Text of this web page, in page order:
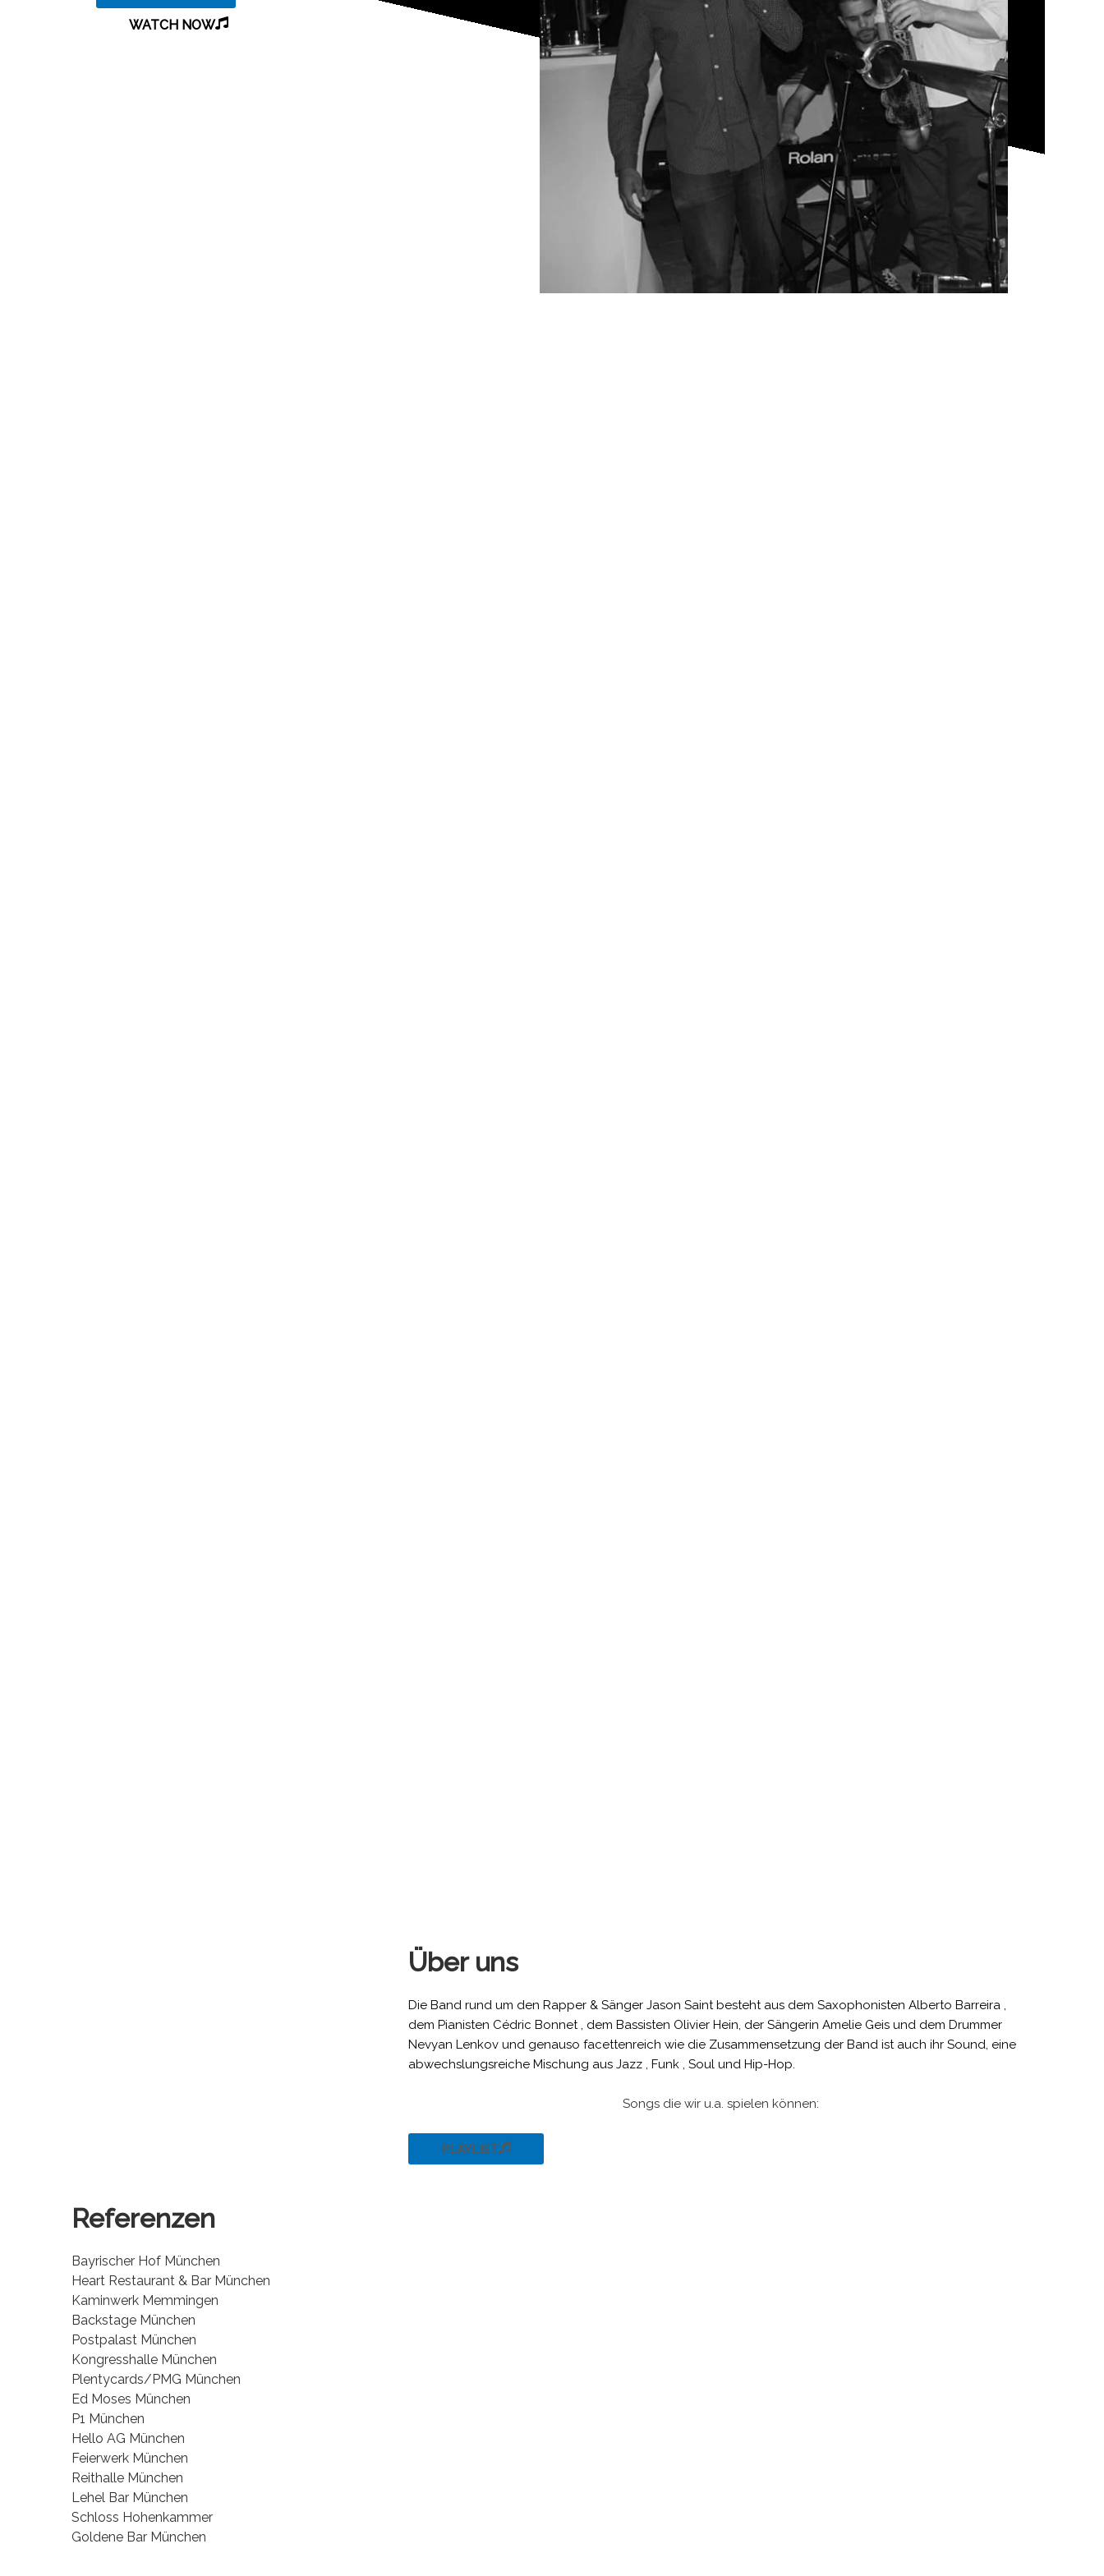
WATCH NOW
Über uns
Die Band rund um den Rapper & Sänger Jason Saint besteht aus dem Saxophonisten Alberto Barreira ,
dem Pianisten Cédric Bonnet , dem Bassisten Olivier Hein, der Sängerin Amelie Geis und dem Drummer
Nevyan Lenkov und genauso facettenreich wie die Zusammensetzung der Band ist auch ihr Sound, eine
abwechslungsreiche Mischung aus Jazz , Funk , Soul und Hip-Hop.
Songs die wir u.a. spielen können:
PLAYLIST
Referenzen
Bayrischer Hof München
Heart Restaurant & Bar München
Kaminwerk Memmingen
Backstage München
Postpalast München
Kongresshalle München
Plentycards/PMG München
Ed Moses München
P1 München
Hello AG München
Feierwerk München
Reithalle München
Lehel Bar München
Schloss Hohenkammer
Goldene Bar München